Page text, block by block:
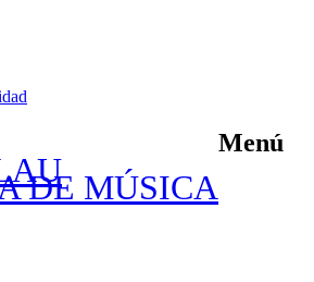
DE MÚSICA
Menú